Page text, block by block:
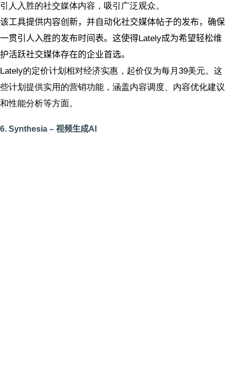
引人入胜的社交媒体内容，吸引广泛观众。
该工具提供内容创新，并自动化社交媒体帖子的发布，确保
一贯引人入胜的发布时间表。这使得Lately成为希望轻松维
护活跃社交媒体存在的企业首选。
Lately的定价计划相对经济实惠，起价仅为每月39美元。这
些计划提供实用的营销功能，涵盖内容调度、内容优化建议
和性能分析等方面。
6. Synthesia – 视频生成AI